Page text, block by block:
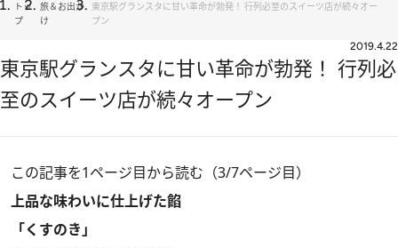
トッ
プ
旅＆お出か
け
東京駅グランスタに甘い革命が勃発！ 行列必至のスイーツ店が続々オー
プン
2019.4.22
東京駅グランスタに甘い革命が勃発！ 行列必
至のスイーツ店が続々オープン
この記事を1ページ目から読む（3/7ページ目）
上品な味わいに仕上げた餡
「くすのき」